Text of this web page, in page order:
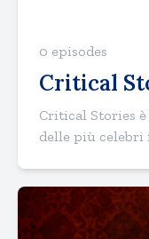
0 episodes
Critical
Critical Stories
delle più celebri